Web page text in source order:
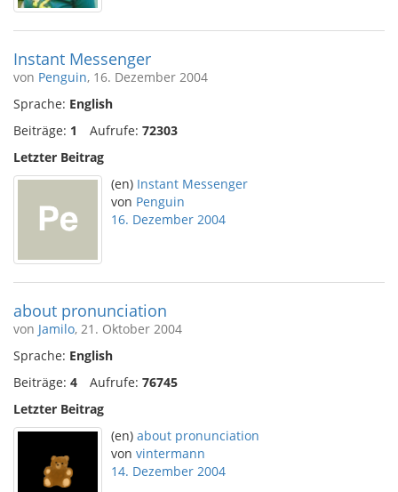
Instant Messenger
von Penguin, 16. Dezember 2004
Sprache: English
Beiträge: 1 Aufrufe: 72303
Letzter Beitrag
(en) Instant Messenger
von Penguin
16. Dezember 2004
about pronunciation
von Jamilo, 21. Oktober 2004
Sprache: English
Beiträge: 4 Aufrufe: 76745
Letzter Beitrag
(en) about pronunciation
von vintermann
14. Dezember 2004